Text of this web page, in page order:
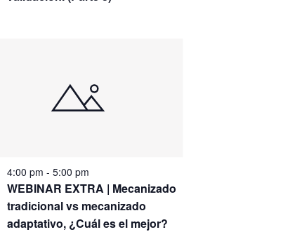
4:00 pm - 5:00 pm
WEBINAR EXTRA | Mecanizado
tradicional vs mecanizado
adaptativo, ¿Cuál es el mejor?